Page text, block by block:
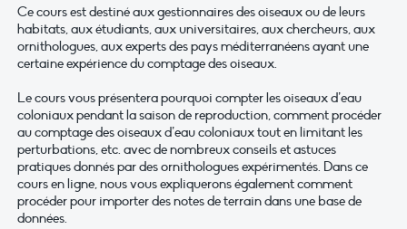
Ce cours est destiné aux gestionnaires des oiseaux ou de leurs
habitats, aux étudiants, aux universitaires, aux chercheurs, aux
ornithologues, aux experts des pays méditerranéens ayant une
certaine expérience du comptage des oiseaux.
Le cours vous présentera pourquoi compter les oiseaux d’eau
coloniaux pendant la saison de reproduction, comment procéder
au comptage des oiseaux d’eau coloniaux tout en limitant les
perturbations, etc. avec de nombreux conseils et astuces
pratiques donnés par des ornithologues expérimentés. Dans ce
cours en ligne, nous vous expliquerons également comment
procéder pour importer des notes de terrain dans une base de
données.